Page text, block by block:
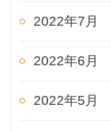
2022年7月
2022年6月
2022年5月